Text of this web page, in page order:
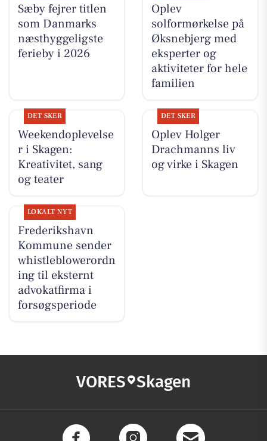
Sæby fejrer titlen
som Danmarks
næsthyggeligste
ferieby i 2026
Oplev
solformørkelse på
Øksnebjerg med
eksperter og
aktiviteter for hele
familien
DET SKER
Weekendoplevelse
r i Skagen:
Kreativitet, sang
og teater
DET SKER
Oplev Holger
Drachmanns liv
og virke i Skagen
LOKALT NYT
Frederikshavn
Kommune sender
whistleblowerordn
ing til eksternt
advokatfirma i
forsøgsperiode
VORES Skagen